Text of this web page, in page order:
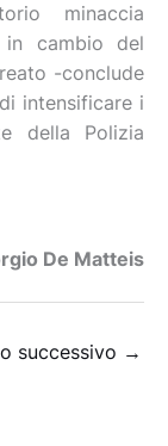
minaccia
in cambio del
-conclude
intensificare i
della Polizia
De Matteis
successivo →